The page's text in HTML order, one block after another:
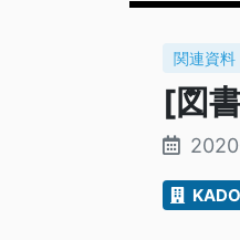
関連資料
[図